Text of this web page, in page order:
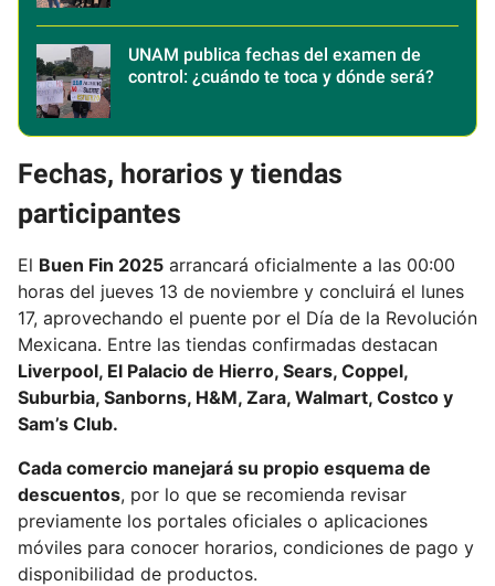
UNAM publica fechas del examen de
control: ¿cuándo te toca y dónde será?
Fechas, horarios y tiendas
participantes
El Buen Fin 2025 arrancará oficialmente a las 00:00
horas del jueves 13 de noviembre y concluirá el lunes
17, aprovechando el puente por el Día de la Revolución
Mexicana. Entre las tiendas confirmadas destacan
Liverpool, El Palacio de Hierro, Sears, Coppel,
Suburbia, Sanborns, H&M, Zara, Walmart, Costco y
Sam’s Club.
Cada comercio manejará su propio esquema de
descuentos, por lo que se recomienda revisar
previamente los portales oficiales o aplicaciones
móviles para conocer horarios, condiciones de pago y
disponibilidad de productos.